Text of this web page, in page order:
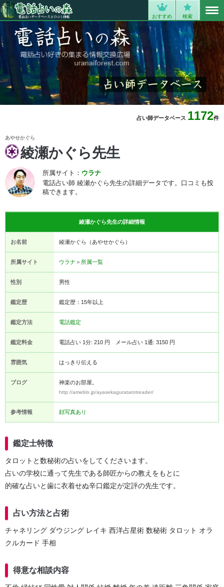
おすすめ 検索
占い師データベース 1172件
あやせかぐら
綾瀬かぐら先生
所属サイト： ウラナ
電話占い師 綾瀬かぐら先生の詳細データです。口コミも投
稿できます。
綾瀬かぐら先生の詳細情報
お名前 綾瀬かぐら（あやせかぐら）
所属サイト ウラナ ＞ 所属一覧
性別 男性
鑑定歴 鑑定歴：15年以上
鑑定方法 電話鑑定
鑑定料金 電話占い 1分: 210 円 メール占い 1通: 3150 円
雰囲気 はっきり伝える
ブログ 神楽のお部屋。
http://ameblo.jp/ayasekaguratarotreader/
参考情報 顔写真あり
鑑定士特徴
タロットと数秘術の占いをしてくださいます。
占いの学校に通って先生である師匠からの教えをもとに
的確な占いと歯に衣着せぬ辛口鑑定が定評の先生です。
占い方法と占術
チャネリング ダウジング レイキ 西洋占星術 数秘術 タロット オラ
クルカード 手相
得意な相談内容